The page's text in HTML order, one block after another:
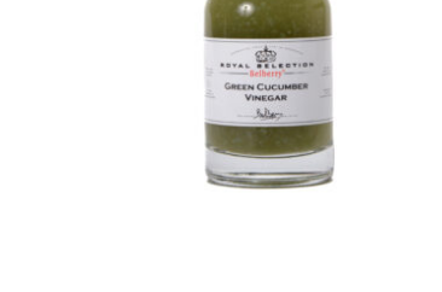
Azijn Fine food
€8,50
Toevoegen aan